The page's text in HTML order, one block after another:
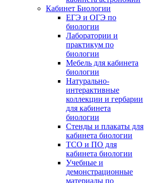
Кабинет Биологии
ЕГЭ и ОГЭ по
биологии
Лаборатории и
практикум по
биологии
Мебель для кабинета
биологии
Натурально-
интерактивные
коллекции и гербарии
для кабинета
биологии
Стенды и плакаты для
кабинета биологии
ТСО и ПО для
кабинета биологии
Учебные и
демонстрационные
материалы по